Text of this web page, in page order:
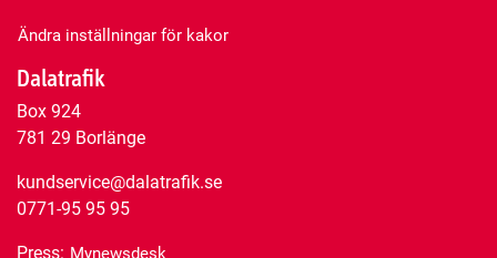
Ändra inställningar för kakor
Dalatrafik
Box 924
781 29 Borlänge
kundservice@dalatrafik.se
0771-95 95 95
Press: Mynewsdesk